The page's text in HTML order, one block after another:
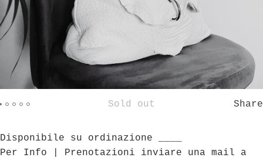
Sold out Share
Disponibile su ordinazione ____
Per Info | Prenotazioni inviare una mail a